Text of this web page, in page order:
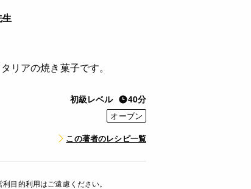
生
リアの焼き菓子です。
初級レベル 40分
オーブン
この著者のレシピ一覧
目的利用はご遠慮ください。